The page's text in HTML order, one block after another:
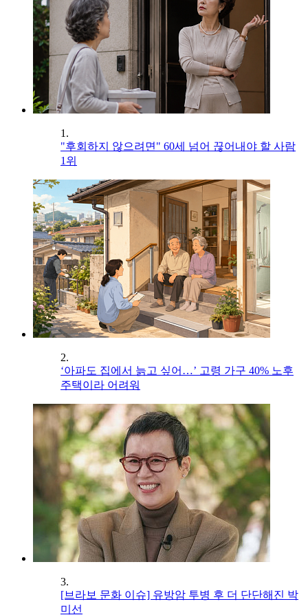
1.
"후회하지 않으려면" 60세 넘어 끊어내야 할 사람
1위
2.
‘아파도 집에서 늙고 싶어…’ 고령 가구 40% 노후
주택이라 어려워
3.
[브라보 문화 이슈] 유방암 투병 후 더 단단해진 박
미선